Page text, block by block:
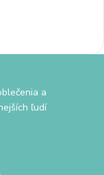
a
ľudí